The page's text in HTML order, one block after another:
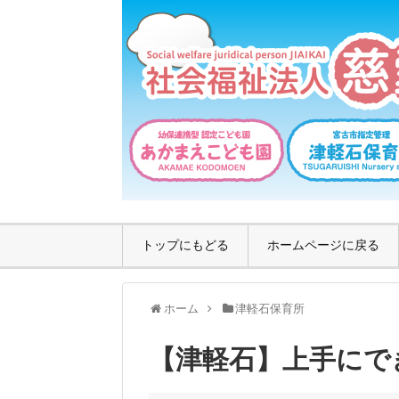
トップにもどる ホームページに戻る
ホーム 津軽石保育所
【津軽石】上手に